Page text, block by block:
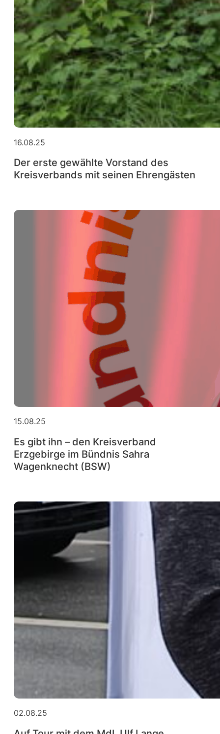
16.08.25
Der erste gewählte Vorstand des
Kreisverbands mit seinen Ehrengästen
15.08.25
Es gibt ihn – den Kreisverband
Erzgebirge im Bündnis Sahra
Wagenknecht (BSW)
02.08.25